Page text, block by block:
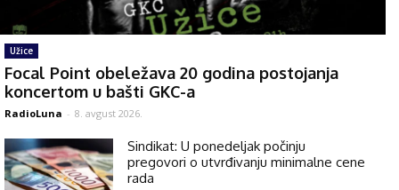
Užice
Focal Point obeležava 20 godina postojanja
koncertom u bašti GKC-a
RadioLuna - 8. avgust 2026.
Sindikat: U ponedeljak počinju
pregovori o utvrđivanju minimalne cene
rada